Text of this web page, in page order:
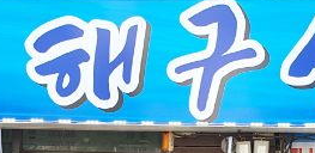
구월로276번길 61